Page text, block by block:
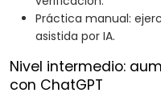
Práctica manual:
asistida por IA.
Nivel intermedio:
con ChatGPT